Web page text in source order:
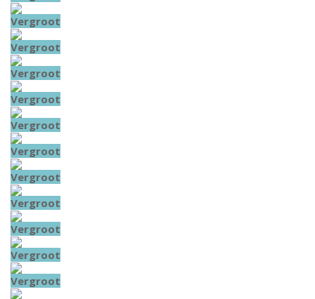
Vergroot
Vergroot
Vergroot
Vergroot
Vergroot
Vergroot
Vergroot
Vergroot
Vergroot
Vergroot
Vergroot